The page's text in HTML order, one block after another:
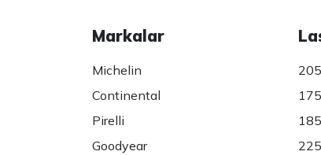
Markalar
Michelin
Continental
Pirelli
Goodyear